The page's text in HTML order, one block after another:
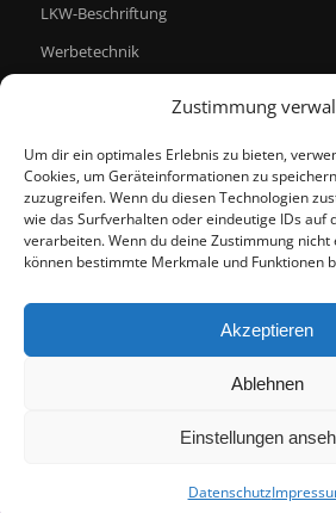
Zustimmung
Um dir ein optimales Erlebnis zu bieten,
Cookies, um Geräteinformationen zu
zuzugreifen. Wenn du diesen Technologien
wie das Surfverhalten oder eindeutige IDs auf
verarbeiten. Wenn du deine Zustimmung
können bestimmte Merkmale und Funktionen
Akzeptieren
Ablehnen
Einstellungen
Datenschutz
LKW-Beschriftung
Werbetechnik
ARCHIV
Mai 2020
November 2018
Datenschutz